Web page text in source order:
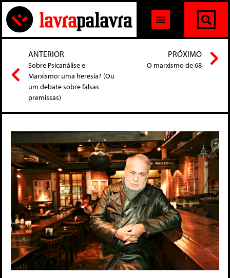
ANTERIOR
Sobre Psicanálise e
Marxismo: uma heresia? (Ou
um debate sobre falsas
premissas)
PRÓXIMO
O marxismo de 68